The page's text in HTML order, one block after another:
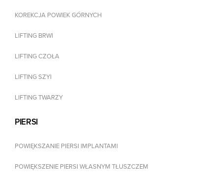
KOREKCJA POWIEK GÓRNYCH
LIFTING BRWI
LIFTING CZOŁA
LIFTING SZYI
LIFTING TWARZY
PIERSI
POWIĘKSZANIE PIERSI IMPLANTAMI
POWIĘKSZENIE PIERSI WŁASNYM TŁUSZCZEM